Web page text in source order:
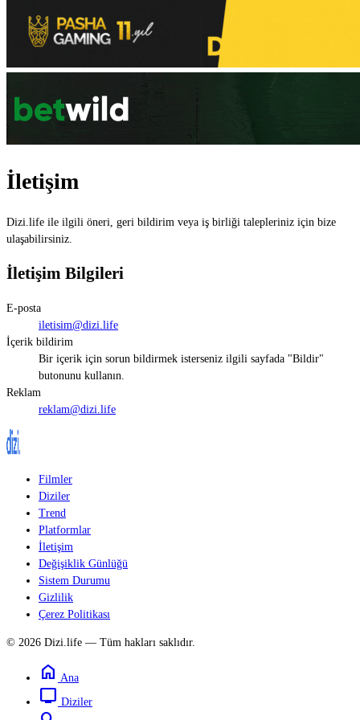
İletişim
Dizi.life ile ilgili öneri, geri bildirim veya iş birliği talepleriniz için bize
ulaşabilirsiniz.
İletişim Bilgileri
E-posta
iletisim@dizi.life
İçerik bildirim
Bir içerik için sorun bildirmek isterseniz ilgili sayfada "Bildir"
butonunu kullanın.
Reklam
reklam@dizi.life
Filmler
Diziler
Trend
Platformlar
İletişim
Değişiklik Günlüğü
Sistem Durumu
Gizlilik
Çerez Politikası
© 2026 Dizi.life — Tüm hakları saklıdır.
home Ana
tv Diziler